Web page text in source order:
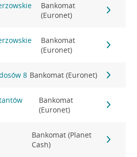
Bankomat
(Euronet)
Bankomat
(Euronet)
8 Bankomat (Euronet)
Bankomat
(Euronet)
Bankomat (Planet
Cash)